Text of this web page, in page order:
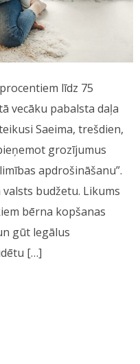
līdz 75
vecāku pabalsta daļa
Saeima, trešdien,
grozījumus
apdrošināšanu”.
budžetu. Likums
bērna kopšanas
gūt legālus
[…]